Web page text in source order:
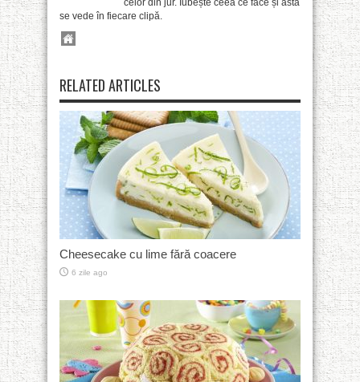
celor din jur. Iubește ceea ce face și asta
se vede în fiecare clipă.
RELATED ARTICLES
Cheesecake cu lime fără coacere
6 zile ago